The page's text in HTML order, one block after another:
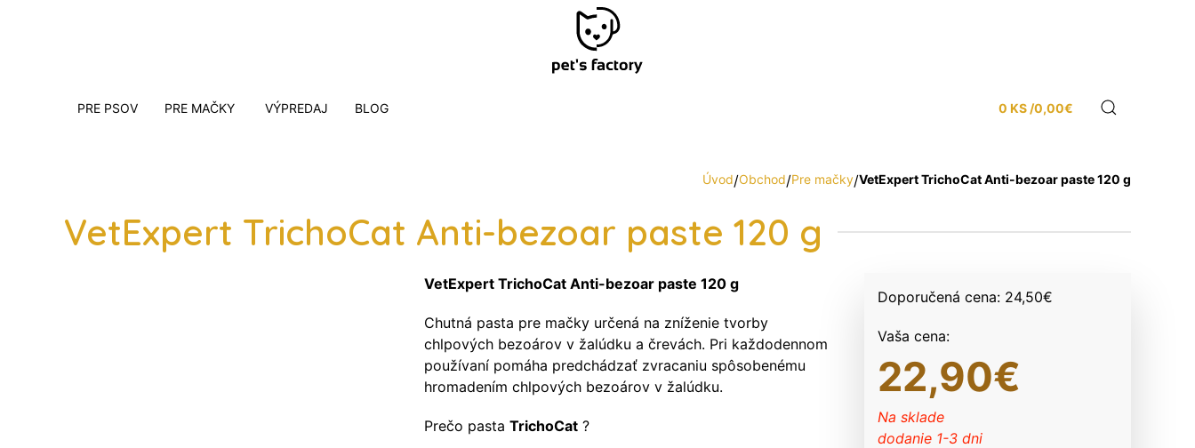
PRE PSOV PRE MAČKY VÝPREDAJ BLOG 0 KS /0,00€
Úvod/Obchod/Pre mačky/VetExpert TrichoCat Anti-bezoar paste 120 g
VetExpert TrichoCat Anti-bezoar paste 120 g
Doporučená cena: 24,50€
Vaša cena:
22,90€
Na sklade
dodanie 1-3 dni
VetExpert TrichoCat Anti-bezoar paste 120 g
Chutná pasta pre mačky určená na zníženie tvorby
chlpových bezoárov v žalúdku a črevách. Pri každodennom
používaní pomáha predchádzať zvracaniu spôsobenému
hromadením chlpových bezoárov v žalúdku.
Prečo pasta TrichoCat?